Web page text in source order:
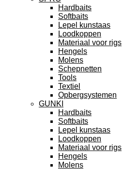
Hardbaits
Softbaits
Lepel kunstaas
Loodkoppen
Materiaal voor rigs
Hengels
Molens
Schepnetten
Tools
Textiel
Opbergsystemen
GUNKI
Hardbaits
Softbaits
Lepel kunstaas
Loodkoppen
Materiaal voor rigs
Hengels
Molens